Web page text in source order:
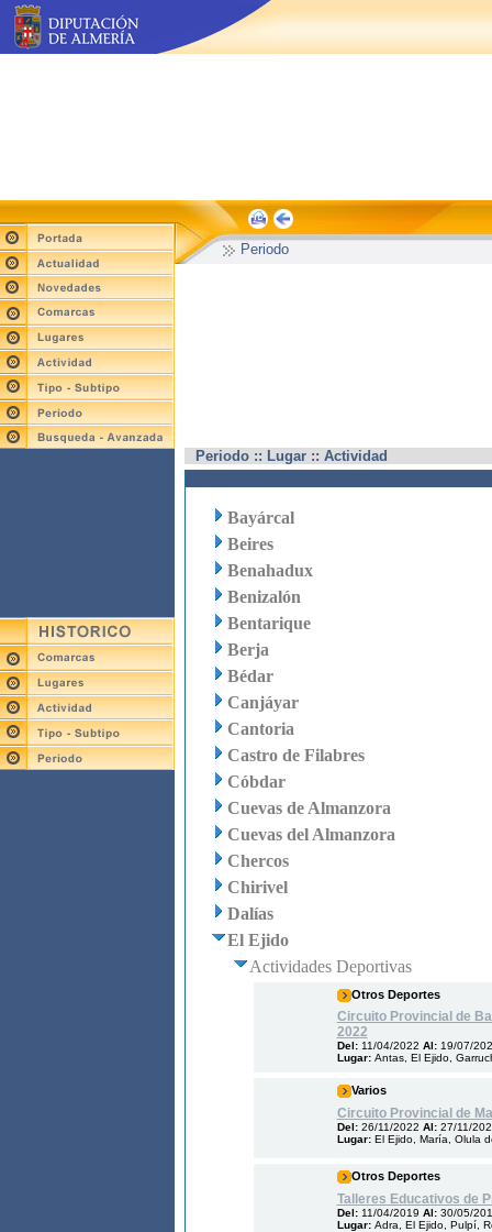
Periodo
Periodo :: Lugar :: Actividad
Bayárcal
Beires
Benahadux
Benizalón
Bentarique
Berja
Bédar
Canjáyar
Cantoria
Castro de Filabres
Cóbdar
Cuevas de Almanzora
Cuevas del Almanzora
Chercos
Chirivel
Dalías
El Ejido
Actividades Deportivas
Otros Deportes
Circuito Provincial de
2022
Del: 11/04/2022 Al: 19/07/
Lugar: Antas, El Ejido,
Varios
Circuito Provincial de
Del: 26/11/2022 Al: 27/11/
Lugar: El Ejido, María, Olula
Otros Deportes
Talleres Educativos de
Del: 11/04/2019 Al: 30/05/
Lugar: Adra, El Ejido, Pulpí,